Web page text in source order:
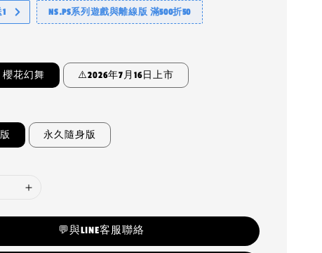
NS.PS系列遊戲與離線版 滿500折50
花幻舞 ⚠️2026年7月16日上市
永久隨身版
💬與LINE客服聯絡